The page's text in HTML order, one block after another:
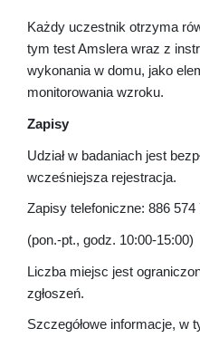
Każdy uczestnik otrzyma
tym test Amslera wraz z
wykonania w domu, jako
monitorowania wzroku.
Zapisy
Udział w badaniach jest
wcześniejsza rejestracja.
Zapisy telefoniczne: 886 574
(pon.-pt., godz. 10:00-15:00)
Liczba miejsc jest
zgłoszeń.
Szczegółowe informacje, w